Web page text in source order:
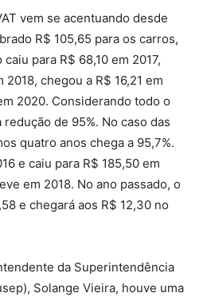
vem se acentuando desde
R$ 105,65 para os carros,
para R$ 68,10 em 2017,
chegou a R$ 16,21 em
2020. Considerando todo o
de 95%. No caso das
quatro anos chega a 95,7%.
e caiu para R$ 185,50 em
em 2018. No ano passado, o
e chegará aos R$ 12,30 no
da Superintendência
Solange Vieira, houve uma